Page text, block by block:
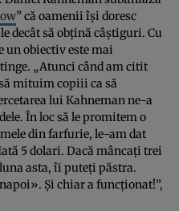
” că oamenii îşi doresc
decât să obţină câştiguri. Cu
un obiectiv este mai
„Atunci când am citit
mituim copiii ca să
lui Kahneman ne-a
În loc să le promitem o
din farfurie, le-am dat
5 dolari. Dacă mâncaţi trei
asta, îi puteţi păstra.
Şi chiar a funcţionat!”,